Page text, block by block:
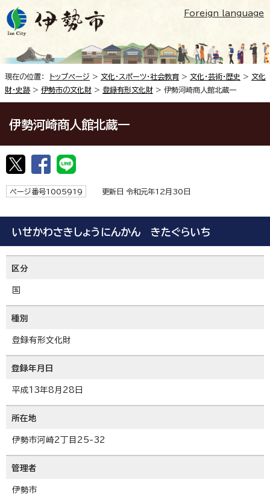
Foreign language
現在の位置： トップページ > 文化・スポーツ・社会教育 > 文化・芸術・歴史 > 文化
財・史跡 > 伊勢市の文化財 > 登録有形文化財 > 伊勢河崎商人館北蔵一
伊勢河崎商人館北蔵一
ページ番号1005919 更新日 令和元年12月30日
いせかわさきしょうにんかん きたぐらいち
区分
国
種別
登録有形文化財
登録年月日
平成13年8月28日
所在地
伊勢市河崎2丁目25-32
管理者
伊勢市